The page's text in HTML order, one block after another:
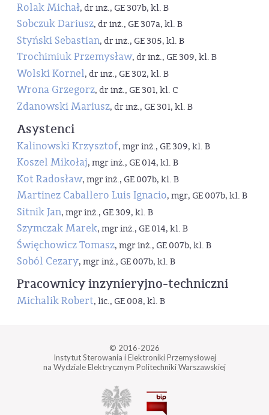
Rolak Michał, dr inż., GE 307b, kl. B
Sobczuk Dariusz, dr inż., GE 307a, kl. B
Styński Sebastian, dr inż., GE 305, kl. B
Trochimiuk Przemysław, dr inż., GE 309, kl. B
Wolski Kornel, dr inż., GE 302, kl. B
Wrona Grzegorz, dr inż., GE 301, kl. C
Zdanowski Mariusz, dr inż., GE 301, kl. B
Asystenci
Kalinowski Krzysztof, mgr inż., GE 309, kl. B
Koszel Mikołaj, mgr inż., GE 014, kl. B
Kot Radosław, mgr inż., GE 007b, kl. B
Martinez Caballero Luis Ignacio, mgr, GE 007b, kl. B
Sitnik Jan, mgr inż., GE 309, kl. B
Szymczak Marek, mgr inż., GE 014, kl. B
Święchowicz Tomasz, mgr inż., GE 007b, kl. B
Soból Cezary, mgr inż., GE 007b, kl. B
Pracownicy inzynieryjno-techniczni
Michalik Robert, lic., GE 008, kl. B
© 2016-2026
Instytut Sterowania i Elektroniki Przemysłowej
na Wydziale Elektrycznym Politechniki Warszawskiej